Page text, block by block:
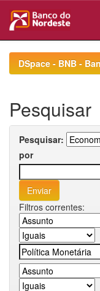
navigationDSpace - BNB -
Pesquisar
Pesquisar:
por
Filtros correntes: